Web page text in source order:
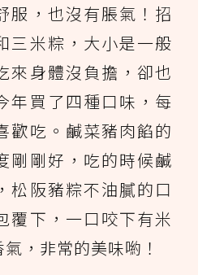
服，也沒有脹氣！招
三米粽，大小是一般
來身體沒負擔，卻也
年買了四種口味，每
歡吃。鹹菜豬肉餡的
剛剛好，吃的時候鹹
松阪豬粽不油膩的口
覆下，一口咬下有米
，非常的美味喲！